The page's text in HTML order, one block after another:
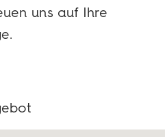
uns auf Ihre